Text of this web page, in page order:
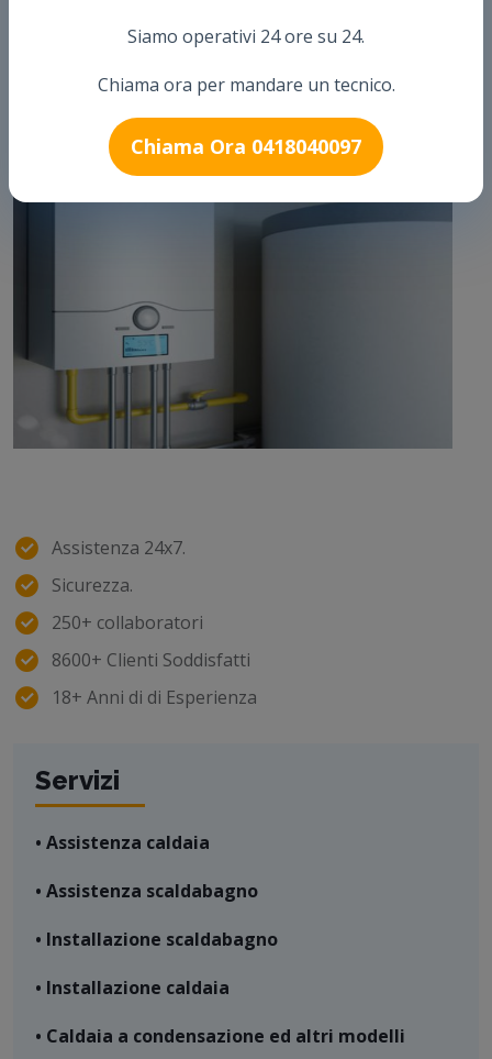
Siamo operativi 24 ore su 24.
Chiama ora per mandare un tecnico.
Chiama Ora 0418040097
una caldaia, Pronto Intervento caldaie?
Arthur Pronto Intervento è una delle ditte più importanti sul
Assistenza 24x7.
Sicurezza.
250+ collaboratori
8600+ Clienti Soddisfatti
18+ Anni di di Esperienza
Servizi
• Assistenza caldaia
• Assistenza scaldabagno
• Installazione scaldabagno
• Installazione caldaia
• Caldaia a condensazione ed altri modelli